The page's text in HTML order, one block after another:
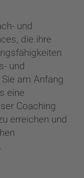
und
die ihre
und
am Anfang
eine
Coaching
erreichen und